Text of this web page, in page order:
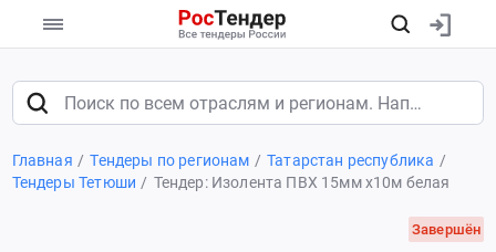
Главная Тендеры по регионам
Татарстан республика
Тендеры Тетюши
Тендер: Изолента ПВХ 15мм х10м белая
Завершён